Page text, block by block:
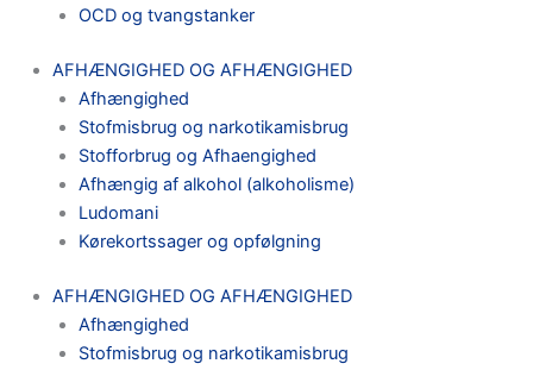
OCD og tvangstanker
AFHÆNGIGHED OG AFHÆNGIGHED
Afhængighed
Stofmisbrug og narkotikamisbrug
Stofforbrug og Afhaengighed
Afhængig af alkohol (alkoholisme)
Ludomani
Kørekortssager og opfølgning
AFHÆNGIGHED OG AFHÆNGIGHED
Afhængighed
Stofmisbrug og narkotikamisbrug